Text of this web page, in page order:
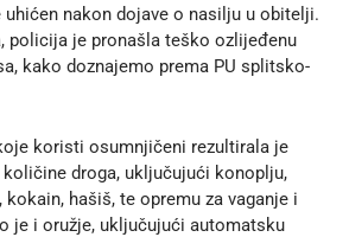
nakon dojave o nasilju u obitelji.
policija je pronašla teško ozlijeđenu
kako doznajemo prema PU splitsko-
koristi osumnjičeni rezultirala je
droga, uključujući konoplju,
hašiš, te opremu za vaganje i
je i oružje, uključujući automatsku